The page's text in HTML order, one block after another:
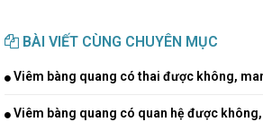
BÀI VIẾT CÙNG CHUYÊN MỤC
Viêm bàng quang có thai được không,
Viêm bàng quang có quan hệ được